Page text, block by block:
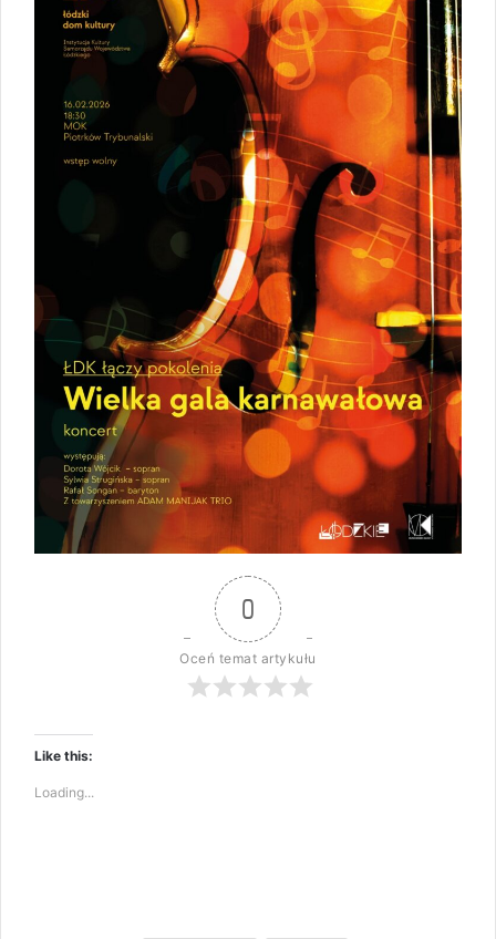
0
Oceń temat artykułu
Like this:
Loading...